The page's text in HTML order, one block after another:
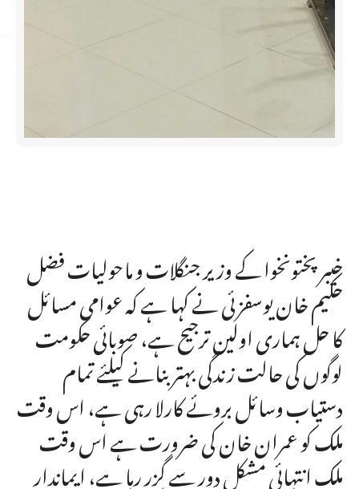
خیبر پختونخوا کے وزیر جنگلات و ماحولیات فضل
حکیم خان یوسفزئی نے کہا ہے کہ عوامی مسائل
کا حل ہماری اولین ترجیح ہے، صوبائی حکومت
لوگوں کی حالت زندگی بہتر بنانے کیلئے تمام
دستیاب وسائل بروئے کارلا رہی ہے، اس وقت
ملک کو عمران خان کی ضرورت ہے اس وقت
ملک انتہائی مشکل دور سے گزر رہا ہے، ایماندار